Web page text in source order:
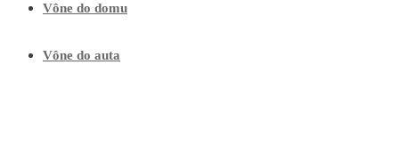
Vône do domu
Vône do auta